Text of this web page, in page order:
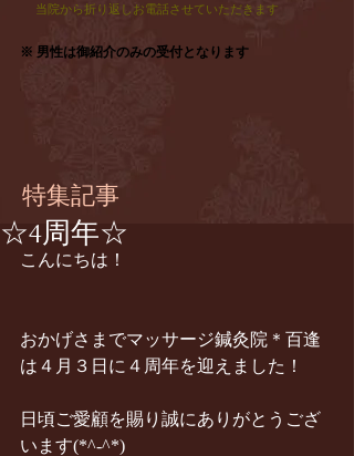
当院から折り返しお電話させていただきます
※ 男性は御紹介のみの受付となります
特集記事
☆4周年☆
こんにちは！
おかげさまでマッサージ鍼灸院＊百逢
は４月３日に４周年を迎えました！
日頃ご愛顧を賜り誠にありがとうござ
います(*^-^*)